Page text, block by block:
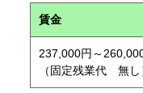
賃金
237,000円～
（固定残業代 無し